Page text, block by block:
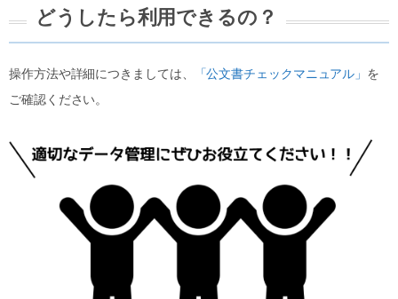
どうしたら利用できるの？
操作方法や詳細につきましては、 「公文書チェックマニュアル」 を
ご確認ください。